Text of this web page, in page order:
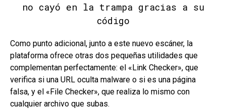
no cayó en la trampa gracias a su
código
Como punto adicional, junto a este nuevo escáner, la
plataforma ofrece otras dos pequeñas utilidades que
complementan perfectamente: el «Link Checker», que
verifica si una URL oculta malware o si es una página
falsa, y el «File Checker», que realiza lo mismo con
cualquier archivo que subas.